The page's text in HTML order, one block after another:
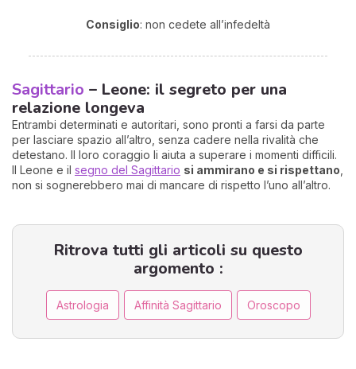
Consiglio: non cedete all’infedeltà
Sagittario – Leone: il segreto per una
relazione longeva
Entrambi determinati e autoritari, sono pronti a farsi da parte
per lasciare spazio all’altro, senza cadere nella rivalità che
detestano. Il loro coraggio li aiuta a superare i momenti difficili.
Il Leone e il segno del Sagittario si ammirano e si rispettano
non si sognerebbero mai di mancare di rispetto l’uno all’altro.
Ritrova tutti gli articoli su questo
argomento :
Astrologia Affinità Sagittario Oroscopo